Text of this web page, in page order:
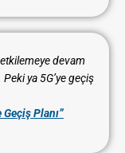
devam
Peki ya 5G’ye geçiş
Geçiş Planı”